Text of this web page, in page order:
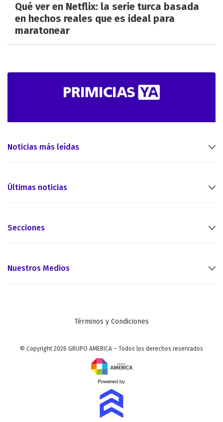
Qué ver en Netflix: la serie turca basada
en hechos reales que es ideal para
maratonear
Noticias más leídas
Últimas noticias
Secciones
Nuestros Medios
Términos y Condiciones
© Copyright 2026 GRUPO AMERICA – Todos los derechos reservados